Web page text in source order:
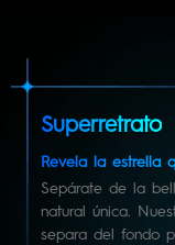
Superretrato
Revela la estrella
Sepárate de la
natural única.
separa del fondo